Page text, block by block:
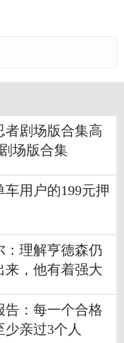
者剧场版合集高
场版合集
用户的199元押
：理解亨德森仍
来，他有着强大
告：每一个合格
少亲过3个人